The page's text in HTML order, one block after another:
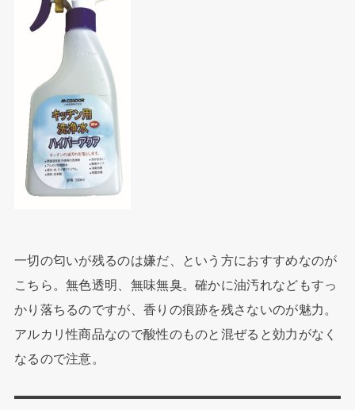
一切の匂いが残るのは嫌だ、という方におすすめなのが
こちら。無色透明、無味無臭。確かに油汚れなどもすっ
かり落ちるのですが、香りの痕跡を残さないのが魅力。
アルカリ性商品なので酸性のものと混ぜると効力がなく
なるので注意。